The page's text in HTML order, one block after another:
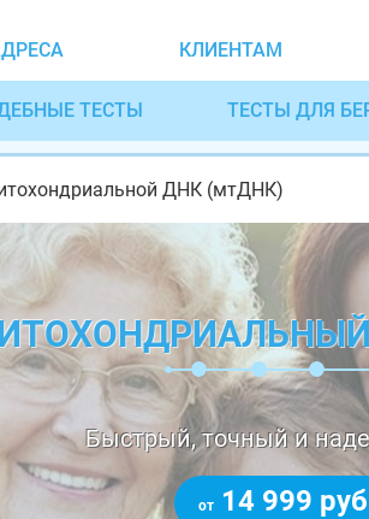
КЛИЕНТАМ
ТЕСТЫ ТЕСТЫ ДЛЯ
ДНК (мтДНК)
Быстрый, точный и
от 14 999